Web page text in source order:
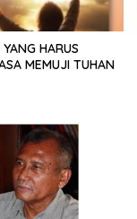
HARUS
MEMUJI TUHAN